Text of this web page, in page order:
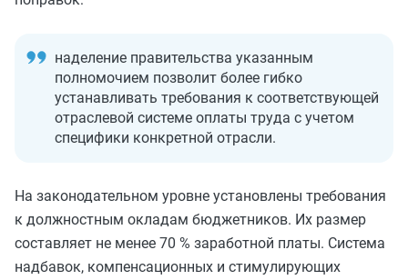
наделение правительства указанным
полномочием позволит более гибко
устанавливать требования к соответствующей
отраслевой системе оплаты труда с учетом
специфики конкретной отрасли.
На законодательном уровне установлены требования
к должностным окладам бюджетников. Их размер
составляет не менее 70 % заработной платы. Система
надбавок, компенсационных и стимулирующих